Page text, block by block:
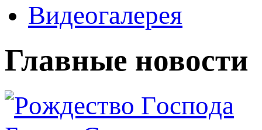
Видеогалерея
Главные новости